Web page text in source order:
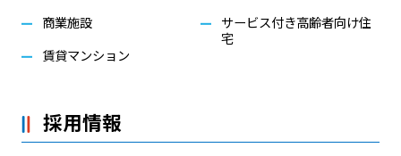
商業施設
賃貸マンション
サービス付き高齢者向け住
宅
採用情報